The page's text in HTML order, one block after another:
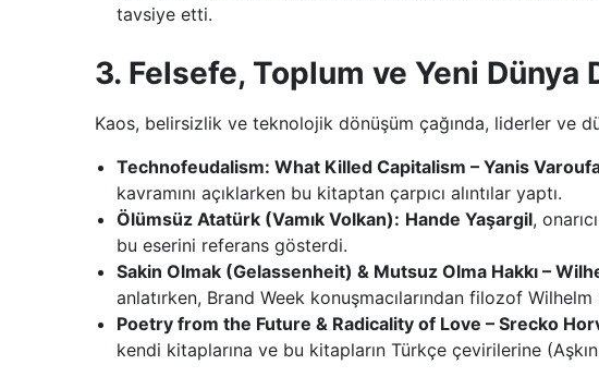
tavsiye etti.
3. Felsefe, Toplum ve Yeni Dünya
Kaos, belirsizlik ve teknolojik dönüşüm çağında, liderler ve
Technofeudalism: What Killed Capitalism – Yanis
kavramını açıklarken bu kitaptan çarpıcı alıntılar yaptı.
Ölümsüz Atatürk (Vamık Volkan): Hande Yaşargil,
bu eserini referans gösterdi.
Sakin Olmak (Gelassenheit) & Mutsuz Olma Hakkı –
anlatırken, Brand Week konuşmacılarından filozof
Poetry from the Future & Radicality of Love – Srecko
kendi kitaplarına ve bu kitapların Türkçe çevirilerine